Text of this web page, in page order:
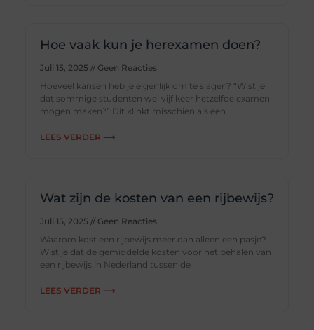
Hoe vaak kun je herexamen doen?
Juli 15, 2025
Geen Reacties
Hoeveel kansen heb je eigenlijk om te slagen? “Wist je
dat sommige studenten wel vijf keer hetzelfde examen
mogen maken?” Dit klinkt misschien als een
LEES VERDER ⟶
Wat zijn de kosten van een rijbewijs?
Juli 15, 2025
Geen Reacties
Waarom kost een rijbewijs meer dan alleen een pasje?
Wist je dat de gemiddelde kosten voor het behalen van
een rijbewijs in Nederland tussen de
LEES VERDER ⟶